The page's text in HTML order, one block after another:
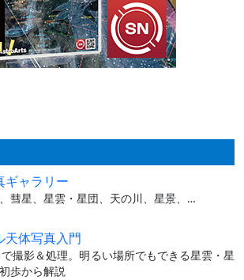
ギャラリー
彗星、星雲・星団、天の川、星景、…
天体写真入門
で撮影＆処理。明るい場所でもできる星雲・星
歩から解説